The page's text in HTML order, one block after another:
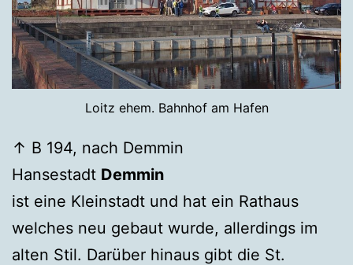
Loitz ehem. Bahnhof am Hafen
↑ B 194, nach Demmin
Hansestadt Demmin
ist eine Kleinstadt und hat ein Rathaus
welches neu gebaut wurde, allerdings im
alten Stil. Darüber hinaus gibt die St.